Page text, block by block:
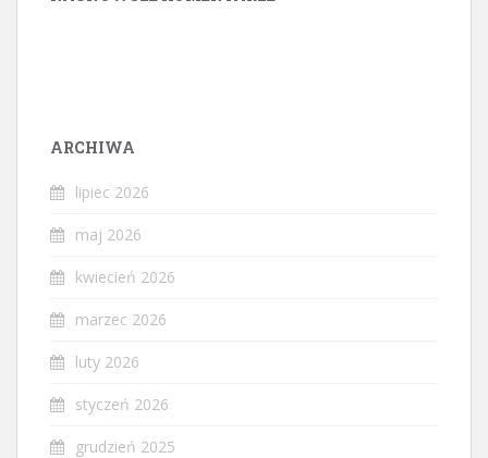
ARCHIWA
lipiec 2026
maj 2026
kwiecień 2026
marzec 2026
luty 2026
styczeń 2026
grudzień 2025